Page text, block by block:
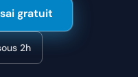
gratuit
2h